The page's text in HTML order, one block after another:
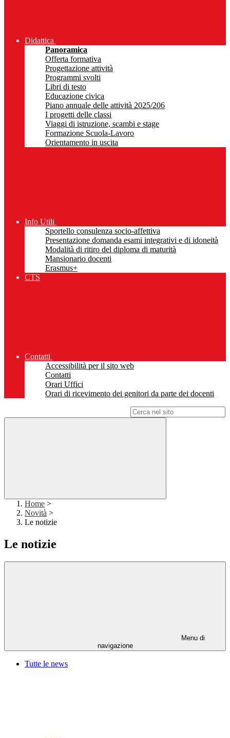
Didattica
Panoramica
Offerta formativa
Progettazione attività
Programmi svolti
Libri di testo
Educazione civica
Piano annuale delle attività 2025/206
I progetti delle classi
Viaggi di istruzione, scambi e stage
Formazione Scuola-Lavoro
Orientamento in uscita
Info Utili
Sportello consulenza socio-affettiva
Presentazione domanda esami integrativi e di idoneità
Modalità di ritiro del diploma di maturità
Mansionario docenti
Erasmus+
CTS
Contatti
Accessibilità per il sito web
Contatti
Orari Uffici
Orari di ricevimento dei genitori da parte dei docenti
Home >
Novità >
Le notizie
Le notizie
Menu di
navigazione
Tutte le news